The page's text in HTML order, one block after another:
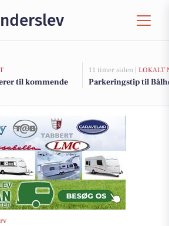
til kommende
11 timer siden | LOKALT
Parkeringstip til
Christmas i Brønderslev hos Børneshoppen